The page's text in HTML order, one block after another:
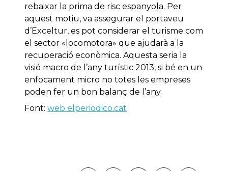
rebaixar la prima de risc espanyola. Per
aquest motiu, va assegurar el portaveu
d’Exceltur, es pot considerar el turisme com
el sector «locomotora» que ajudarà a la
recuperació econòmica. Aquesta seria la
visió macro de l’any turístic 2013, si bé en un
enfocament micro no totes les empreses
poden fer un bon balanç de l’any.
Font: web elperiodico.cat